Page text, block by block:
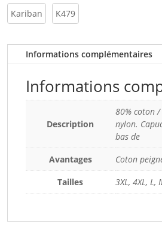
Kariban K479
Informations complémentaires
Informations
Description
80% coton
nylon.
bas de
Avantages
Coton
Tailles
3XL, 4XL, L,